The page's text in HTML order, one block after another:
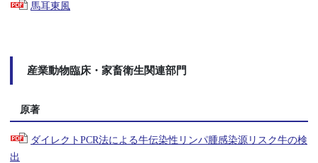
馬耳東風
産業動物臨床・家畜衛生関連部門
原著
ダイレクトPCR法による牛伝染性リンパ腫感染源リスク牛の検
出